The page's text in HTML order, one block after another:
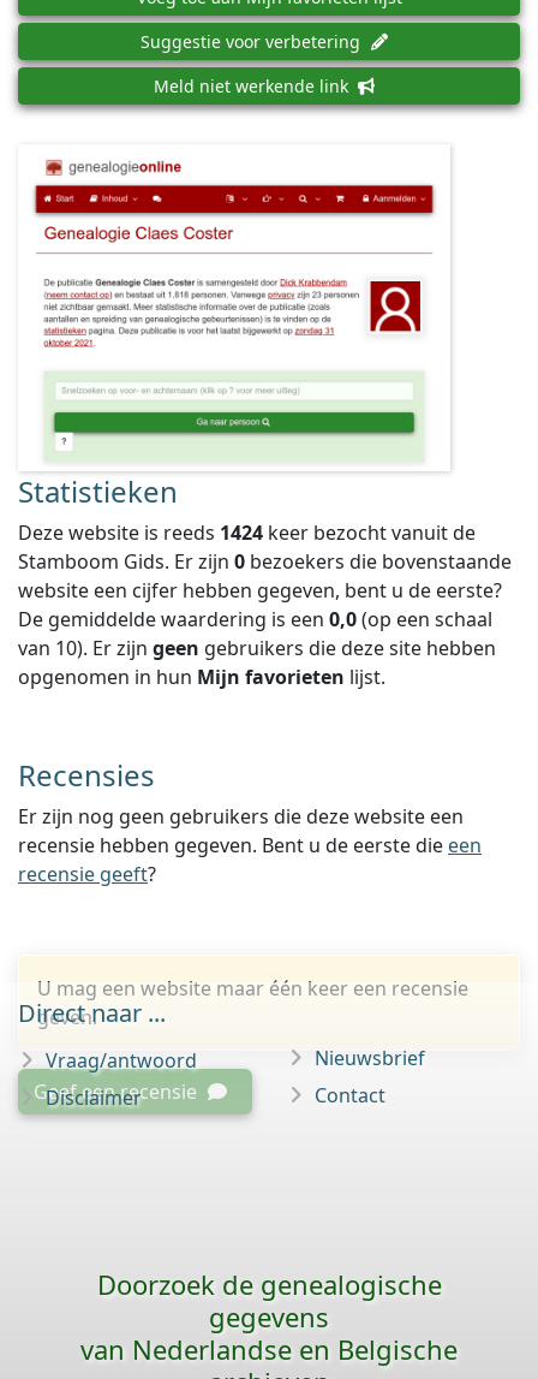
Suggestie voor verbetering
Meld niet werkende link
Statistieken
Deze website is reeds 1424 keer bezocht vanuit de
Stamboom Gids. Er zijn 0 bezoekers die bovenstaande
website een cijfer hebben gegeven, bent u de eerste?
De gemiddelde waardering is een 0,0(op een schaal
van 10). Er zijn geen gebruikers die deze site hebben
opgenomen in hun Mijn favorieten lijst.
Recensies
Er zijn nog geen gebruikers die deze website een
recensie hebben gegeven. Bent u de eerste die een
recensie geeft?
U mag een website maar één keer een recensie
geven.
Geef een recensie
Direct naar ...
Vraag/antwoord
Disclaimer
Nieuwsbrief
Contact
Doorzoek de genealogische
gegevens
van Nederlandse en Belgische